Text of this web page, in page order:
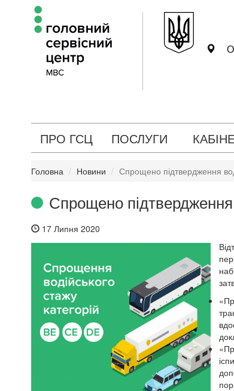
ПРО ГСЦ ПОСЛУГИ
Головна Новини Спрощено підтвердження
Спрощено підтвердження
17 Липня 2020